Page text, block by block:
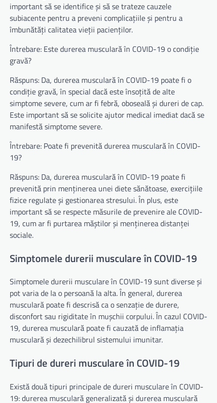
important să se identifice și să se trateze cauzele
subiacente pentru a preveni complicațiile și pentru a
îmbunătăți calitatea vieții pacienților.
Întrebare: Este durerea musculară în COVID-19 o condiție
gravă?
Răspuns: Da, durerea musculară în COVID-19 poate fi o
condiție gravă, în special dacă este însoțită de alte
simptome severe, cum ar fi febră, oboseală și dureri de cap.
Este important să se solicite ajutor medical imediat dacă se
manifestă simptome severe.
Întrebare: Poate fi prevenită durerea musculară în COVID-
19?
Răspuns: Da, durerea musculară în COVID-19 poate fi
prevenită prin menținerea unei diete sănătoase, exercițiile
fizice regulate și gestionarea stresului. În plus, este
important să se respecte măsurile de prevenire ale COVID-
19, cum ar fi purtarea măștilor și menținerea distanței
sociale.
Simptomele durerii musculare în COVID-19
Simptomele durerii musculare în COVID-19 sunt diverse și
pot varia de la o persoană la alta. În general, durerea
musculară poate fi descrisă ca o senzație de durere,
disconfort sau rigiditate în mușchii corpului. În cazul COVID-
19, durerea musculară poate fi cauzată de inflamația
musculară și dezechilibrul sistemului imunitar.
Tipuri de dureri musculare în COVID-19
Există două tipuri principale de dureri musculare în COVID-
19: durerea musculară generalizată și durerea musculară